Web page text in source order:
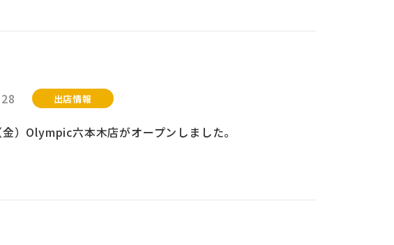
出店情報
）Olympic六本木店がオープンしました。